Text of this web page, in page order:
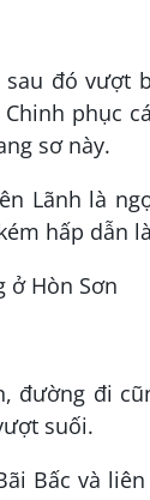
sau đó vượt
phục
sơ này.
Lãnh là
hấp dẫn
đường đi
suối.
Bấc và